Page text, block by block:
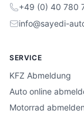
+49 (0) 40 780
info@sayedi-
SERVICE
KFZ Abmeldung
Auto online
Motorrad abmelden